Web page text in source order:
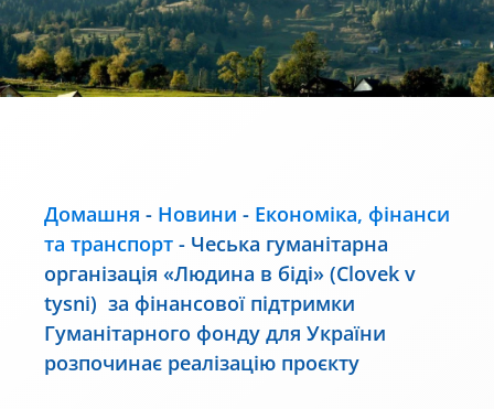
Домашня - Новини - Економіка, фінанси
та транспорт - Чеська гуманітарна
організація «Людина в біді» (Clovek v
tysni) за фінансової підтримки
Гуманітарного фонду для України
розпочинає реалізацію проєкту